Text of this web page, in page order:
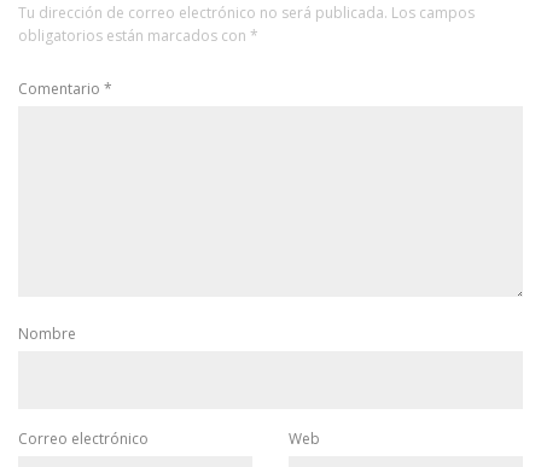
Tu dirección de correo electrónico no será publicada. Los campos
obligatorios están marcados con *
Comentario *
Nombre
Correo electrónico Web